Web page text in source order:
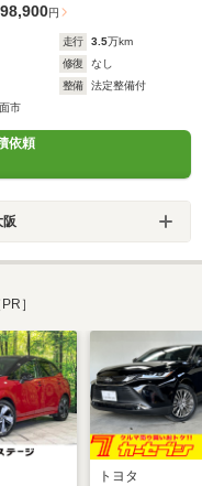
98,900円
走行 3.5万km
修復
なし
整備
法定整備付
市
依頼
阪
PR］
トヨタ